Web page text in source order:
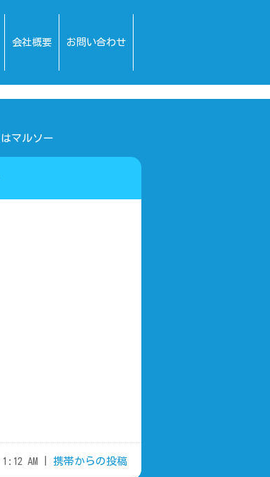
会社概要 お問い合わせ
マルソー
1:12 AM | 携帯からの投稿